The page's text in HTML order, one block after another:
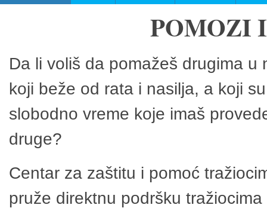
POMOZI
Da li voliš da pomažeš drugima
koji beže od rata i nasilja, a koji
slobodno vreme koje imaš
druge?
Centar za zaštitu i pomoć
pruže direktnu podršku